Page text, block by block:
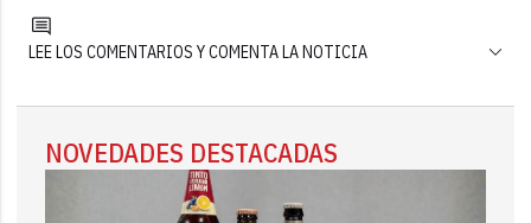
LEE LOS COMENTARIOS Y COMENTA LA NOTICIA
NOVEDADES DESTACADAS